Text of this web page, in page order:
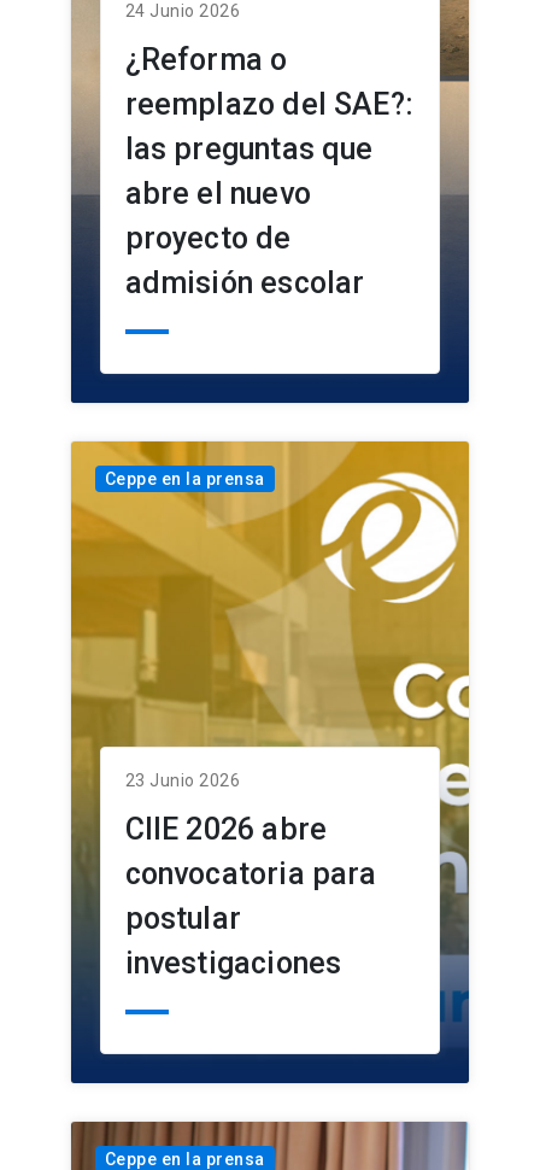
24 Junio 2026
¿Reforma o
reemplazo del SAE?:
las preguntas que
abre el nuevo
proyecto de
admisión escolar
Ceppe en la prensa
23 Junio 2026
CIIE 2026 abre
convocatoria para
postular
investigaciones
Ceppe en la prensa